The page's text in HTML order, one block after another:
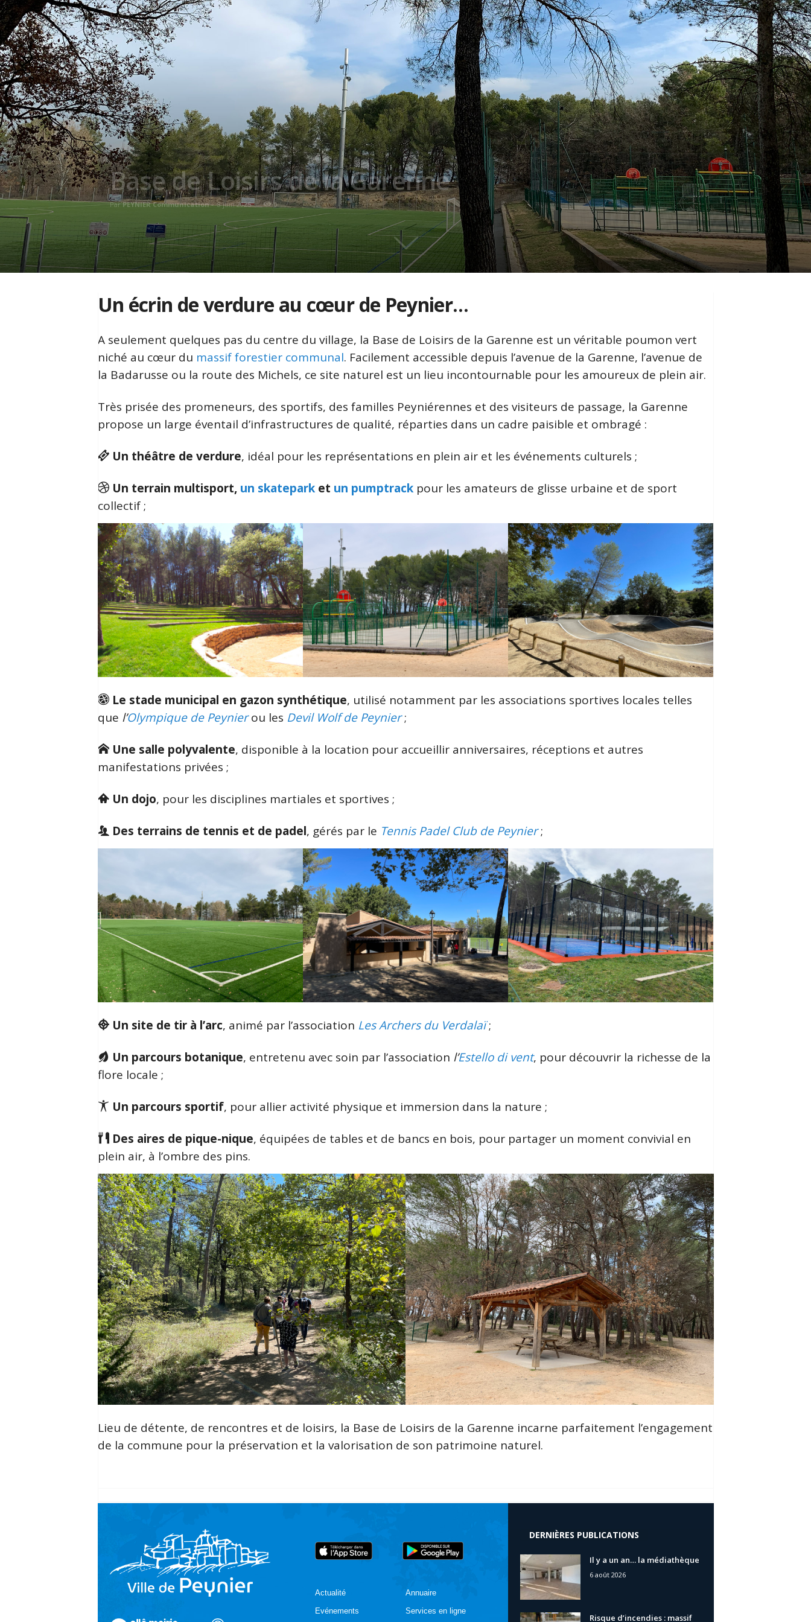
Base de Loisirs de la Garenne
Par PEYNIER Communication- 8 juin 2025 0
Un écrin de verdure au cœur de Peynier…
A seulement quelques pas du centre du village, la Base de Loisirs de la Garenne est un véritable poumon vert
niché au cœur du massif forestier communal. Facilement accessible depuis l’avenue de la Garenne, l’avenue de
la Badarusse ou la route des Michels, ce site naturel est un lieu incontournable pour les amoureux de plein air.
Très prisée des promeneurs, des sportifs, des familles Peyniérennes et des visiteurs de passage, la Garenne
propose un large éventail d’infrastructures de qualité, réparties dans un cadre paisible et ombragé :
Un théâtre de verdure, idéal pour les représentations en plein air et les événements culturels ;
Un terrain multisport, un skateparket un pumptrackpour les amateurs de glisse urbaine et de sport
collectif ;
Le stade municipal en gazon synthétique, utilisé notamment par les associations sportives locales telles
que l’Olympique de Peynierou les Devil Wolf de Peynier;
Une salle polyvalente, disponible à la location pour accueillir anniversaires, réceptions et autres
manifestations privées ;
Un dojo, pour les disciplines martiales et sportives ;
Des terrains de tennis et de padel, gérés par le Tennis Padel Club de Peynier;
Un site de tir à l’arc, animé par l’association Les Archers du Verdalaï;
Un parcours botanique, entretenu avec soin par l’association l’Estello di vent, pour découvrir la richesse de la
flore locale ;
Un parcours sportif, pour allier activité physique et immersion dans la nature ;
Des aires de pique-nique, équipées de tables et de bancs en bois, pour partager un moment convivial en
plein air, à l’ombre des pins.
Lieu de détente, de rencontres et de loisirs, la Base de Loisirs de la Garenne incarne parfaitement l’engagement
de la commune pour la préservation et la valorisation de son patrimoine naturel.
Actualité
Evénements
Annuaire
Services en ligne
DERNIÈRES PUBLICATIONS
Il y a un an… la médiathèque
6 août 2026
Risque d’incendies : massif